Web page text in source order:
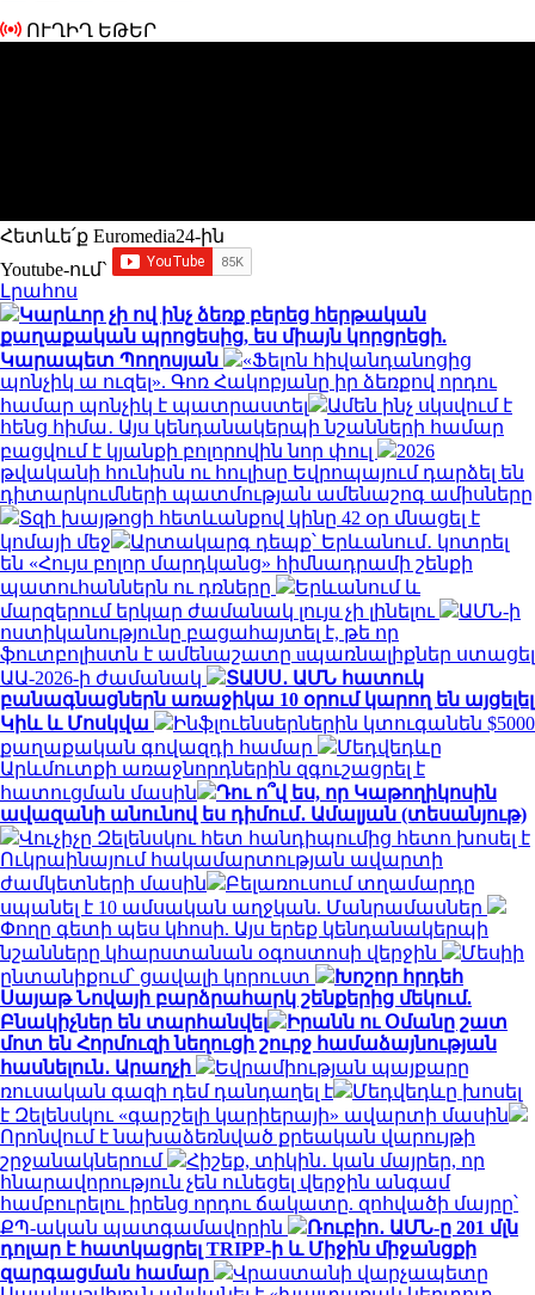
ՈՒՂԻՂ ԵԹԵՐ
Հետևե՛ք Euromedia24-ին
Youtube-ում`
Լրահոս
Կարևոր չի ով ինչ ձեռք բերեց հերթական
քաղաքական պրոցեսից, ես միայն կորցրեցի.
Կարապետ Պողոսյան
«Ֆելոն հիվանդանոցից
պոնչիկ ա ուզել». Գոռ Հակոբյանը իր ձեռքով որդու
համար պոնչիկ է պատրաստել
Ամեն ինչ սկսվում է
հենց հիմա․ Այս կենդանակերպի նշանների համար
բացվում է կյանքի բոլորովին նոր փուլ
2026
թվականի հունիսն ու հուլիսը Եվրոպայում դարձել են
դիտարկումների պատմության ամենաշոգ ամիսները
Տզի խայթոցի հետևանքով կինը 42 օր մնացել է
կոմայի մեջ
Արտակարգ դեպք՝ Երևանում․ կոտրել
են «Հույս բոլոր մարդկանց» հիմնադրամի շենքի
պատուհաններն ու դռները
Երևանում և
մարզերում երկար ժամանակ լույս չի լինելու
ԱՄՆ-ի
ոստիկանությունը բացահայտել է, թե որ
ֆուտբոլիստն է ամենաշատը uպառնալիքներ ստացել
ԱԱ-2026-ի ժամանակ
ՏԱՍՍ․ ԱՄՆ հատուկ
բանագնացներն առաջիկա 10 օրում կարող են այցելել
Կիև և Մոսկվա
Ինֆլուենսերներին կտուգանեն $5000
քաղաքական գովազդի համար
Մեդվեդևը
Արևմուտքի առաջնորդներին զգուշացրել է
հատուցման մասին
Դու ո՞վ ես, որ Կաթողիկոսին
ավազանի անունով ես դիմում․ Ամալյան (տեսանյութ)
Վուչիչը Զելենսկու հետ հանդիպումից հետո խոսել է
Ուկրաինայում հակամարտության ավարտի
ժամկետների մասին
Բելառուսում տղամարդը
սպանել է 10 ամսական աղջկան. Մանրամասներ
Փողը գետի պես կհոսի. Այս երեք կենդանակերպի
նշանները կհարստանան օգոստոսի վերջին
Մեսիի
ընտանիքում՝ ցավալի կորուստ
Խոշոր հրդեհ
Սայաթ Նովայի բարձրահարկ շենքերից մեկում.
Բնակիչներ են տարհանվել
Իրանն ու Օմանը շատ
մոտ են Հորմուզի նեղուցի շուրջ համաձայնության
հասնելուն․ Արաղչի
Եվրամիության պայքարը
ռուսական գազի դեմ դանդաղել է
Մեդվեդևը խոսել
է Զելենսկու «գարշելի կարիերայի» ավարտի մասին
Որոնվում է նախաձեռնված քրեական վարույթի
շրջանակներում
Հիշեք, տիկին․ կան մայրեր, որ
հնարավորություն չեն ունեցել վերջին անգամ
համբուրելու իրենց որդու ճակատը. զոհվածի մայրը՝
ՔՊ-ական պատգամավորին
Ռուբիո․ ԱՄՆ-ը 201 մլն
դոլար է հատկացրել TRIPP-ի և Միջին միջանցքի
զարգացման համար
Վրաստանի վարչապետը